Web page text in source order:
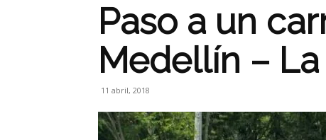
Paso a un
Medellín –
11 abril, 2018